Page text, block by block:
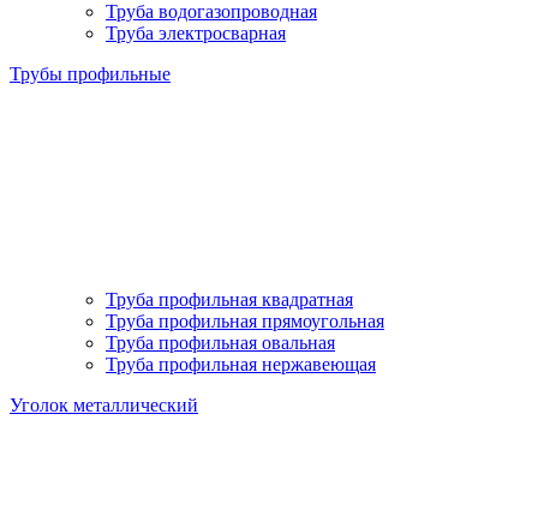
Труба водогазопроводная
Труба электросварная
Трубы профильные
Труба профильная квадратная
Труба профильная прямоугольная
Труба профильная овальная
Труба профильная нержавеющая
Уголок металлический